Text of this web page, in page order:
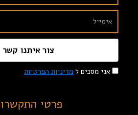
אני מסכים ל מדיניות הפרטיות
צור איתנו קשר
פרטי